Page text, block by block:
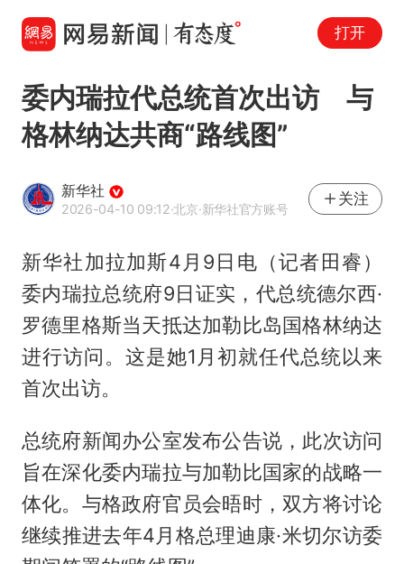
打开
委内瑞拉代总统首次出访 与
格林纳达共商“路线图”
新华社
2026-04-10 09:12·北京·新华社官方账号
关注
新华社加拉加斯4月9日电（记者田睿）
委内瑞拉总统府9日证实，代总统德尔西·
罗德里格斯当天抵达加勒比岛国格林纳达
进行访问。这是她1月初就任代总统以来
首次出访。
总统府新闻办公室发布公告说，此次访问
旨在深化委内瑞拉与加勒比国家的战略一
体化。与格政府官员会晤时，双方将讨论
继续推进去年4月格总理迪康·米切尔访委